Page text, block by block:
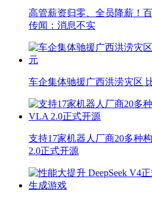
高管薪资归零、全员降薪！
传闻：消息不实
车企集体驰援广西洪涝灾区
支持17家机器人厂商20多种
2.0正式开源